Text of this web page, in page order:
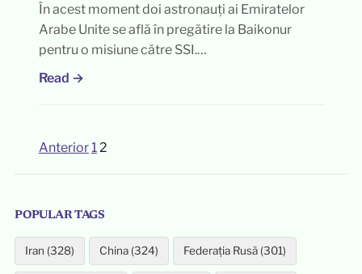
În acest moment doi astronauți ai Emiratelor
Arabe Unite se află în pregătire la Baikonur
pentru o misiune către SSI.…
Read →
Paginație
Anterior12
POPULAR TAGS
Iran (328) China (324) Federația Rusă (301)